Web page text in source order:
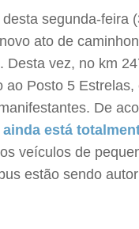
segunda-feira
ato de
Desta vez, no km
ao Posto 5 Estrelas,
De
ainda está
veículos de
estão sendo